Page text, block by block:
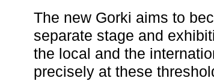
The new Gorki aims to
separate stage and
the local and the
precisely at these